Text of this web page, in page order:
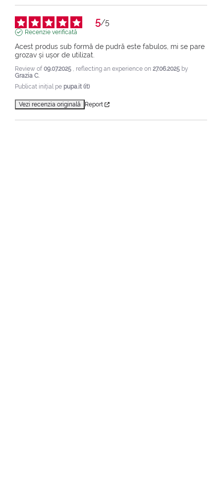
5/5
Recenzie verificată
Acest produs sub formă de pudră este fabulos, mi se pare
grozav și ușor de utilizat.
Review of 09.07.2025 , reflecting an experience on 27.06.2025 by
Grazia C.
Publicat inițial pe pupa.it (it)
Vezi recenzia originală Report